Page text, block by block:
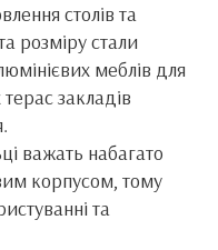
столів та
розміру стали
меблів для
закладів
важать набагато
корпусом, тому
та